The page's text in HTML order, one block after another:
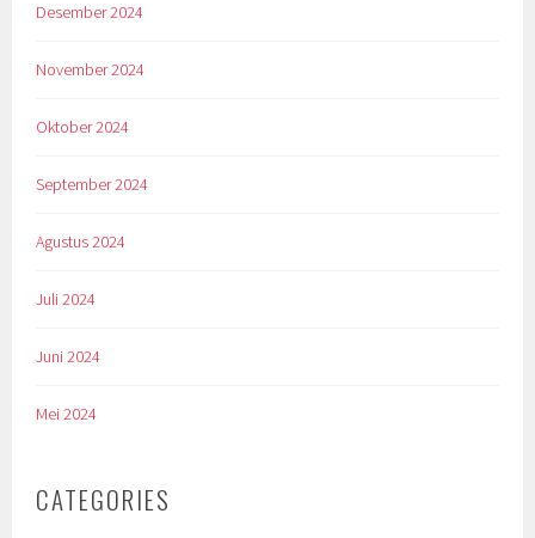
Desember 2024
November 2024
Oktober 2024
September 2024
Agustus 2024
Juli 2024
Juni 2024
Mei 2024
CATEGORIES